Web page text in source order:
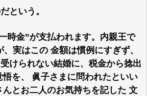
という。
時金”が支払われます。内親王で
実はこの 金額は慣例にすぎず、
けられない結婚に、税金から捻出
を、 眞子さまに問われたといい
とお二人のお気持ちを記した 文